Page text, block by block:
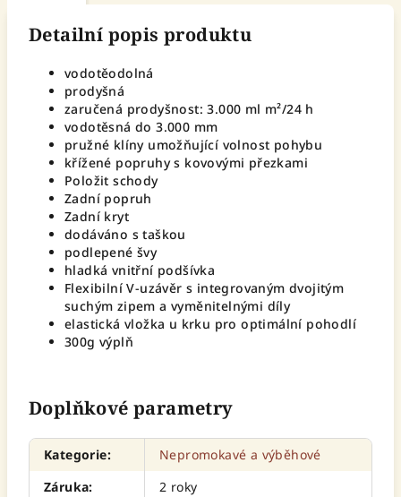
Detailní popis produktu
vodotěodolná
prodyšná
zaručená prodyšnost: 3.000 ml m²/24 h
vodotěsná do 3.000 mm
pružné klíny umožňující volnost pohybu
křížené popruhy s kovovými přezkami
Položit schody
Zadní popruh
Zadní kryt
dodáváno s taškou
podlepené švy
hladká vnitřní podšívka
Flexibilní V-uzávěr s integrovaným dvojitým
suchým zipem a vyměnitelnými díly
elastická vložka u krku pro optimální pohodlí
300g výplň
Doplňkové parametry
Kategorie:
Nepromokavé a výběhové
Záruka:
2 roky